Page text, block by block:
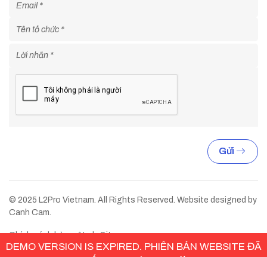
Gửi
© 2025 L2Pro Vietnam. All Rights Reserved. Website designed by
Canh Cam.
Chính sách bảo mật Sitemap
DEMO VERSION IS EXPIRED. PHIÊN BẢN WEBSITE ĐÃ